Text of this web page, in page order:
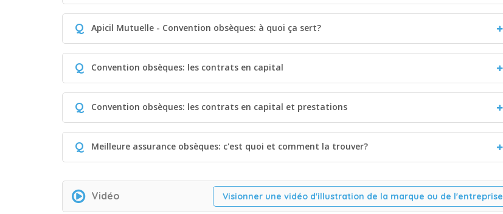
Q Apicil Mutuelle - Convention obsèques: à quoi ça sert?
Q Convention obsèques: les contrats en capital
Q Convention obsèques: les contrats en capital et prestations
Q Meilleure assurance obsèques: c'est quoi et comment la trouver?
Vidéo Visionner une vidéo d'illustration de la marque ou de l'entreprise